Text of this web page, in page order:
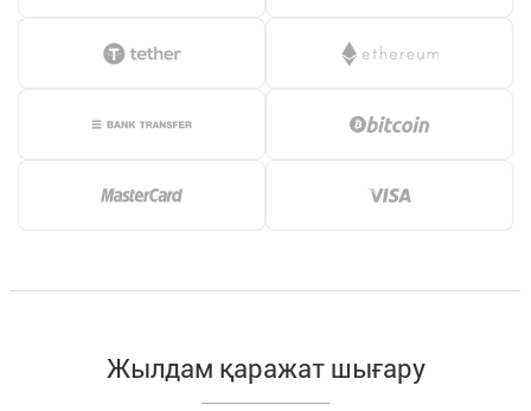
Жылдам қаражат шығару